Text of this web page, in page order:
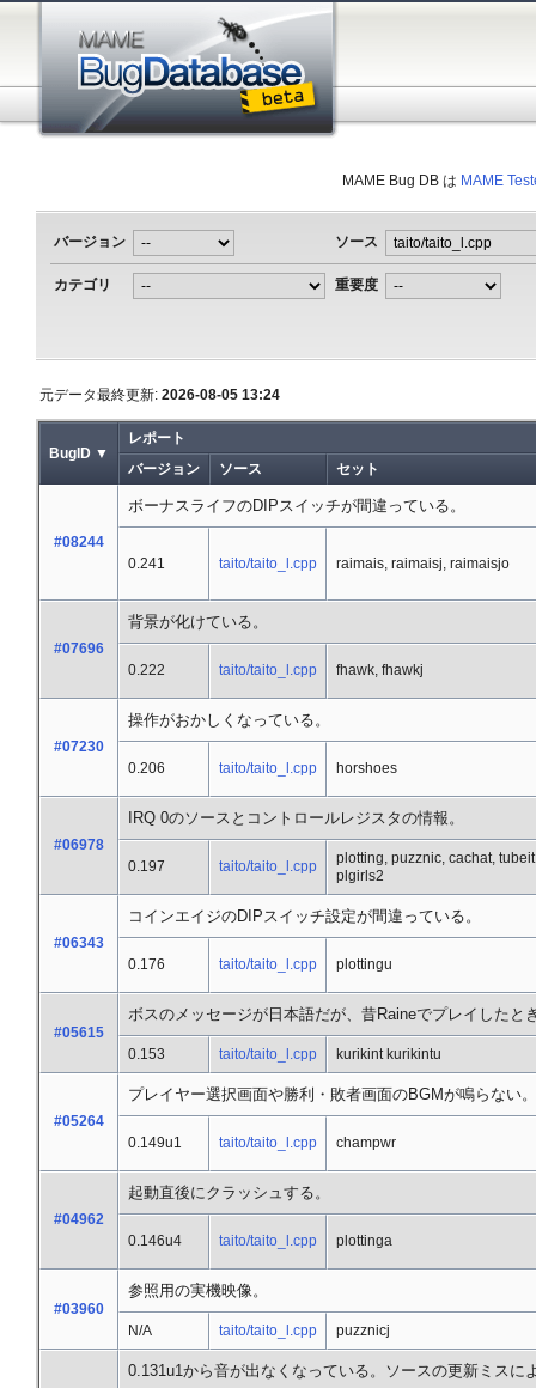
MAME Bug DB は MAME
バージョン ソース
カテゴリ 重要度
元データ最終更新: 2026-08-05 13:24
BugID ▼
レポート
バージョン
ソース セット
#08244
ボーナスライフのDIPスイッチが間違っている。
0.241 taito/taito_l.cpp raimais, raimaisj, raimaisjo
#07696
背景が化けている。
0.222 taito/taito_l.cpp fhawk, fhawkj
#07230
操作がおかしくなっている。
0.206 taito/taito_l.cpp horshoes
#06978
IRQ 0のソースとコントロールレジスタの情報。
0.197 taito/taito_l.cpp
plotting, puzznic, cachat,
plgirls2
#06343
コインエイジのDIPスイッチ設定が間違っている。
0.176 taito/taito_l.cpp plottingu
#05615
ボスのメッセージが日本語だが、昔Raineでプレイしたと
0.153 taito/taito_l.cpp kurikint kurikintu
#05264
プレイヤー選択画面や勝利・敗者画面のBGMが鳴らない。
0.149u1 taito/taito_l.cpp champwr
#04962
起動直後にクラッシュする。
0.146u4 taito/taito_l.cpp plottinga
#03960
参照用の実機映像。
N/A taito/taito_l.cpp puzznicj
0.131u1から音が出なくなっている。ソースの更新ミスに